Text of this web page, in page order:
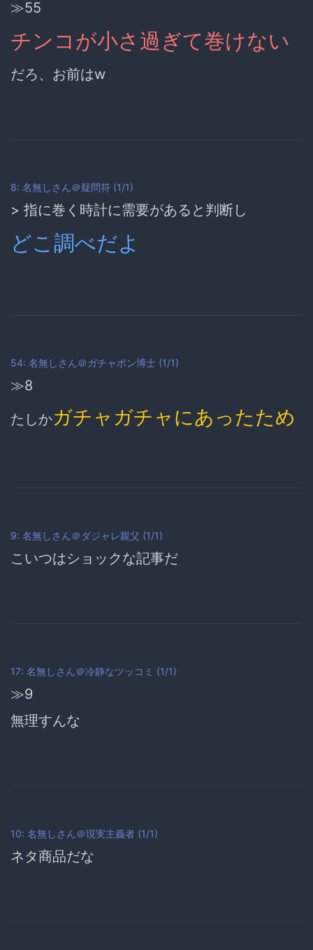
≫55
チンコが小さ過ぎて巻けない
だろ、お前はw
8: 名無しさん＠疑問符 (1/1)
> 指に巻く時計に需要があると判断し
どこ調べだよ
54: 名無しさん＠ガチャポン博士 (1/1)
≫8
たしかガチャガチャにあったため
9: 名無しさん＠ダジャレ親父 (1/1)
こいつはショックな記事だ
17: 名無しさん＠冷静なツッコミ (1/1)
≫9
無理すんな
10: 名無しさん＠現実主義者 (1/1)
ネタ商品だな